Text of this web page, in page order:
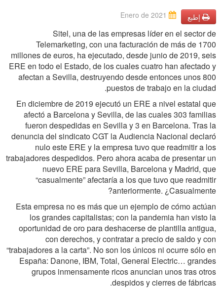
إطبع
Sitel, una de las empresas líder en el sector de
Telemarketing, con una facturación de más de 1700
millones de euros, ha ejecutado, desde junio de 2019, seis
ERE en todo el Estado, de los cuales cuatro han afectado y
afectan a Sevilla, destruyendo desde entonces unos 800
puestos de trabajo en la ciudad.
En diciembre de 2019 ejecutó un ERE a nivel estatal que
afectó a Barcelona y Sevilla, de las cuales 303 familias
fueron despedidas en Sevilla y 3 en Barcelona. Tras la
denuncia del sindicato CGT la Audiencia Nacional declaró
nulo este ERE y la empresa tuvo que readmitir a los
trabajadores despedidos. Pero ahora acaba de presentar un
nuevo ERE para Sevilla, Barcelona y Madrid, que
“casualmente” afectaría a los que tuvo que readmitir
anteriormente. ¿Casualmente?
Esta empresa no es más que un ejemplo de cómo actúan
los grandes capitalistas; con la pandemia han visto la
oportunidad de oro para deshacerse de plantilla antigua,
con derechos, y contratar a precio de saldo y con
“trabajadores a la carta”. No son los únicos ni ocurre sólo en
España: Danone, IBM, Total, General Electric… grandes
grupos inmensamente ricos anuncian unos tras otros
despidos y cierres de fábricas.